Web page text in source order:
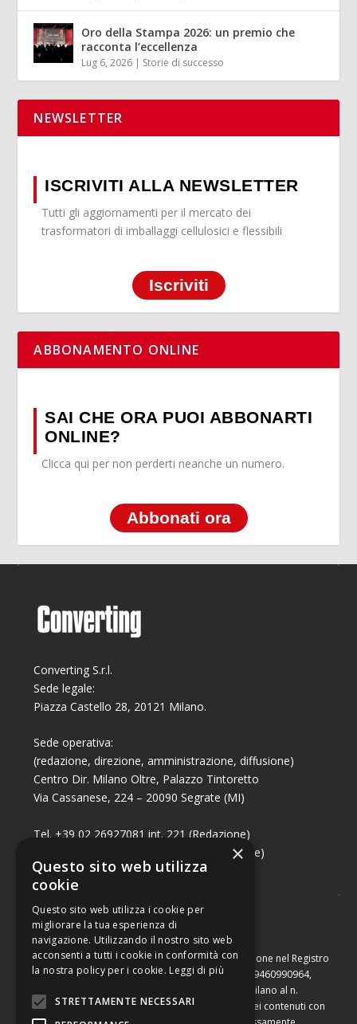
Oro della Stampa 2026: un premio che
racconta l’eccellenza
Lug 6, 2026 | Storie di successo
NEWSLETTER
ISCRIVITI ALLA NEWSLETTER
Tutti gli aggiornamenti per il mercato dei
trasformatori di imballaggi cellulosici e flessibili
Iscriviti
ABBONAMENTO ONLINE
SAI CHE ORA PUOI ABBONARTI
ONLINE?
Clicca qui per non perderti neanche un numero.
Abbonati ora
Converting S.r.l.
Sede legale:
Piazza Castello 28, 20121 Milano.
Sede operativa:
(redazione, direzione, amministrazione, diffusione)
Centro Dir. Milano Oltre, Palazzo Tintoretto
Via Cassanese, 224 – 20090 Segrate (MI)
Tel. +39 02 26927081 int. 221 (Redazione)
Tel. +39 02 26927081 int. 224 (Commerciale)
Fax +39 02 26951006
Capitale sociale di Euro 10.000,00 – Numero di iscrizione nel Registro
delle Imprese di Milano, partita Iva e codice fiscale 09460990964,
iscritta al Repertorio Economico Amministrativo di Milano al n.
2091710. È vietata la riproduzione, anche parziale, dei contenuti con
×
Questo sito web utilizza
cookie
Questo sito web utilizza i cookie per
migliorare la tua esperienza di
navigazione. Utilizzando il nostro sito web
acconsenti a tutti i cookie in conformità con
la nostra policy per i cookie. Leggi di più
STRETTAMENTE NECESSARI